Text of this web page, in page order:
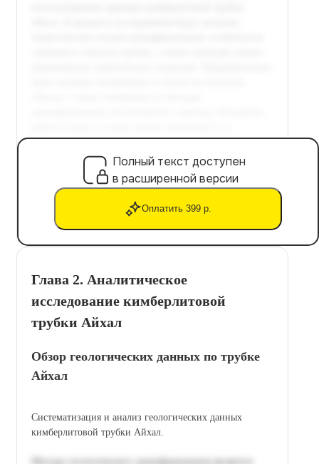
Полный текст доступен
в расширенной версии
Оплатить 399 р.
Глава 2. Аналитическое
исследование кимберлитовой
трубки Айхал
Обзор геологических данных по трубке
Айхал
Систематизация и анализ геологических данных
кимберлитовой трубки Айхал.